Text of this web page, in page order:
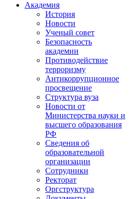
Академия
История
Новости
Ученый совет
Безопасность
академии
Противодействие
терроризму
Антикоррупционное
просвещение
Структура вуза
Новости от
Министерства науки и
высшего образования
РФ
Сведения об
образовательной
организации
Сотрудники
Ректорат
Оргструктура